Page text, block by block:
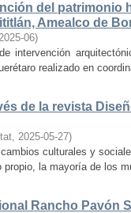
del patrimonio
Amealco de
06)
intervención
realizado en
de la revista
, 2025-05-27)
culturales y
propio, la mayoría de los
Rancho Pavón